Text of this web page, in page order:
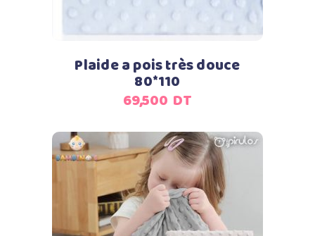
Plaide a pois très douce
80*110
69,500 DT